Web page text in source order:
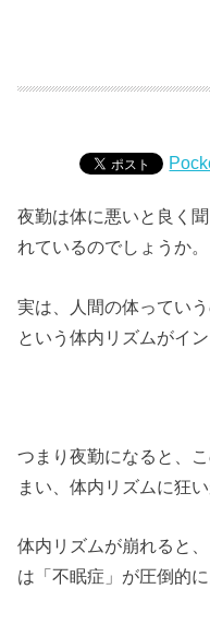
夜勤は体に悪いと良く
れているのでしょうか。
実は、人間の体ってい
という体内リズムがイ
つまり夜勤になると、
まい、体内リズムに狂
体内リズムが崩れると
は「不眠症」が圧倒的に